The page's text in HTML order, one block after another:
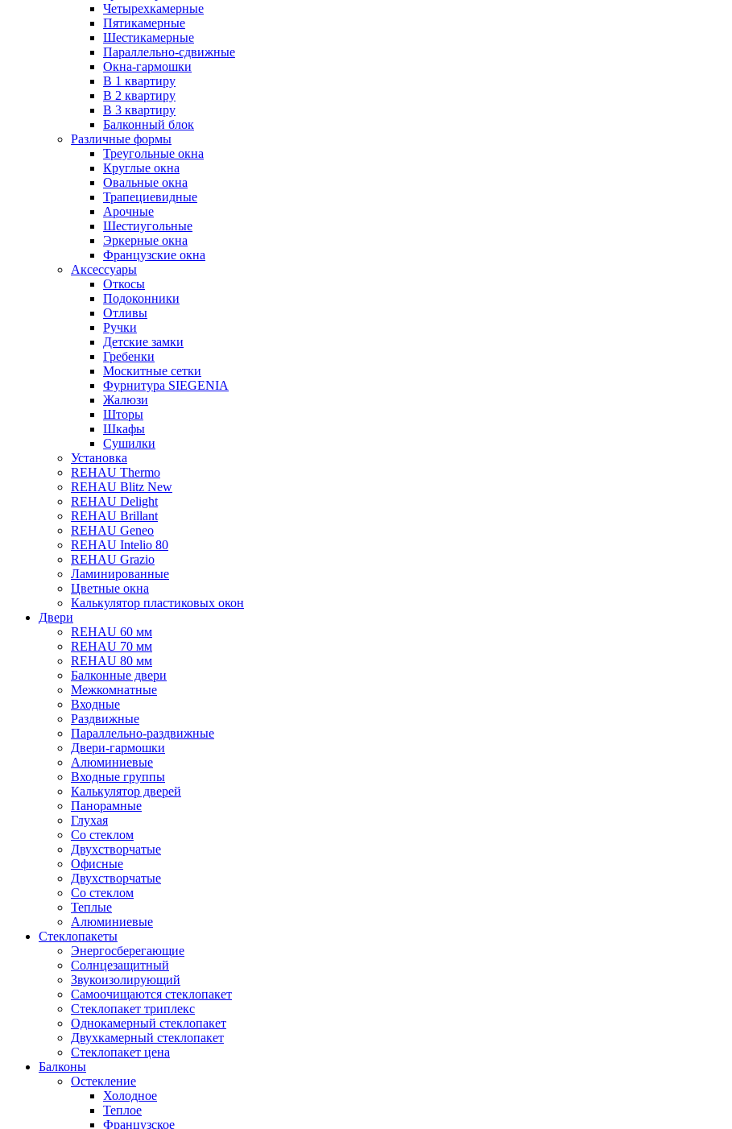
Четырехкамерные
Пятикамерные
Шестикамерные
Параллельно-сдвижные
Окна-гармошки
В 1 квартиру
В 2 квартиру
В 3 квартиру
Балконный блок
Различные формы
Треугольные окна
Круглые окна
Овальные окна
Трапециевидные
Арочные
Шестиугольные
Эркерные окна
Французские окна
Аксессуары
Откосы
Подоконники
Отливы
Ручки
Детские замки
Гребенки
Москитные сетки
Фурнитура SIEGENIA
Жалюзи
Шторы
Шкафы
Сушилки
Установка
REHAU Thermo
REHAU Blitz New
REHAU Delight
REHAU Brillant
REHAU Geneo
REHAU Intelio 80
REHAU Grazio
Ламинированные
Цветные окна
Калькулятор пластиковых окон
Двери
REHAU 60 мм
REHAU 70 мм
REHAU 80 мм
Балконные двери
Межкомнатные
Входные
Раздвижные
Параллельно-раздвижные
Двери-гармошки
Алюминиевые
Входные группы
Калькулятор дверей
Панорамные
Глухая
Со стеклом
Двухстворчатые
Офисные
Двухстворчатые
Со стеклом
Теплые
Алюминиевые
Стеклопакеты
Энергосберегающие
Солнцезащитный
Звукоизолирующий
Самоочищаются стеклопакет
Стеклопакет триплекс
Однокамерный стеклопакет
Двухкамерный стеклопакет
Стеклопакет цена
Балконы
Остекление
Холодное
Теплое
Французское